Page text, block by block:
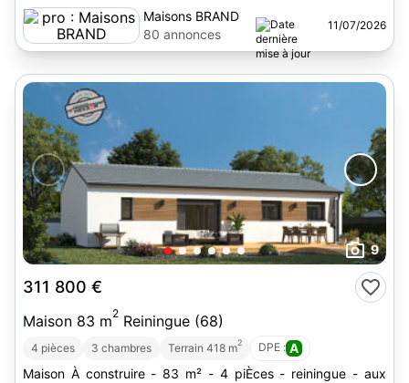
Maisons BRAND
80 annonces
11/07/2026
9
311 800 €
Maison 83 m2 Reiningue (68)
4 pièces 3 chambres Terrain 418 m2 DPE : A
Maison À construire - 83 m² - 4 piÈces - reiningue - aux